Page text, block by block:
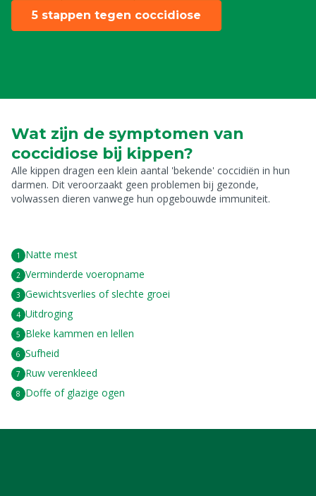
5 stappen tegen coccidiose
Wat zijn de symptomen van
coccidiose bij kippen?
Alle kippen dragen een klein aantal 'bekende' coccidiën in hun
darmen. Dit veroorzaakt geen problemen bij gezonde,
volwassen dieren vanwege hun opgebouwde immuniteit.
Natte mest
Verminderde voeropname
Gewichtsverlies of slechte groei
Uitdroging
Bleke kammen en lellen
Sufheid
Ruw verenkleed
Doffe of glazige ogen